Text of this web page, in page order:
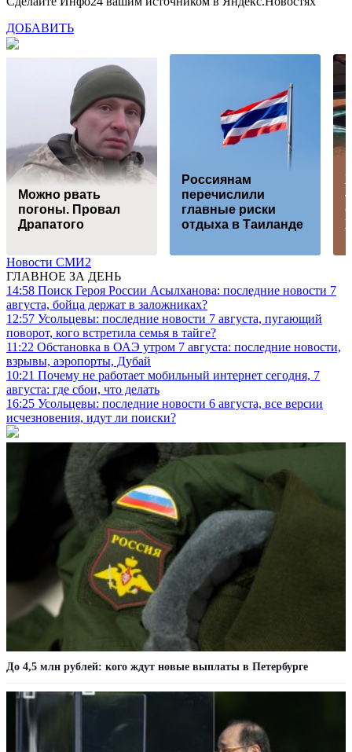
ДОБАВИТЬ
Можно рвать
погоны. Провал
Драпатого
Россиянам
перечислили
главные риски
отдыха в Таиланде
Новости СМИ2
ГЛАВНОЕ ЗА ДЕНЬ
14:58 Поиск Героя России Асылханова: последние новости 7
августа, бойца держат в заложниках?
12:57 Усольцевы: последние новости 7 августа, пугающий
поворот, кого встретила семья в тайге?
11:22 Обстановка в ОАЭ утром 7 августа: последние новости,
взрывы, аэропорты, Дубай
10:21 Почему не работает мобильный интернет сегодня, 7
августа: где сбои, что делать
16:25 Усольцевы: последние новости 6 августа, все версии
исчезновения, идут ли поиски?
До 4,5 млн рублей: кого ждут новые выплаты в Петербурге